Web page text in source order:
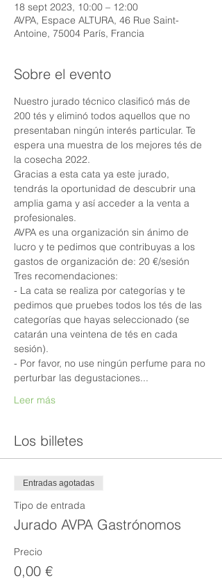
18 sept 2023, 10:00 – 12:00
AVPA, Espace ALTURA, 46 Rue Saint-
Antoine, 75004 París, Francia
Sobre el evento
Nuestro jurado técnico clasificó más de
200 tés y eliminó todos aquellos que no
presentaban ningún interés particular. Te
espera una muestra de los mejores tés de
la cosecha 2022.
Gracias a esta cata ya este jurado,
tendrás la oportunidad de descubrir una
amplia gama y así acceder a la venta a
profesionales.
AVPA es una organización sin ánimo de
lucro y te pedimos que contribuyas a los
gastos de organización de: 20 €/sesión
Tres recomendaciones:
- La cata se realiza por categorías y te
pedimos que pruebes todos los tés de las
categorías que hayas seleccionado (se
catarán una veintena de tés en cada
sesión).
- Por favor, no use ningún perfume para no
perturbar las degustaciones...
Leer más
Los billetes
Entradas agotadas
Tipo de entrada
Jurado AVPA Gastrónomos
Precio
0,00 €